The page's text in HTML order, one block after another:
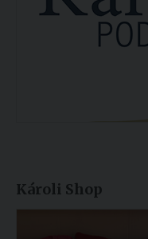
Károli Shop